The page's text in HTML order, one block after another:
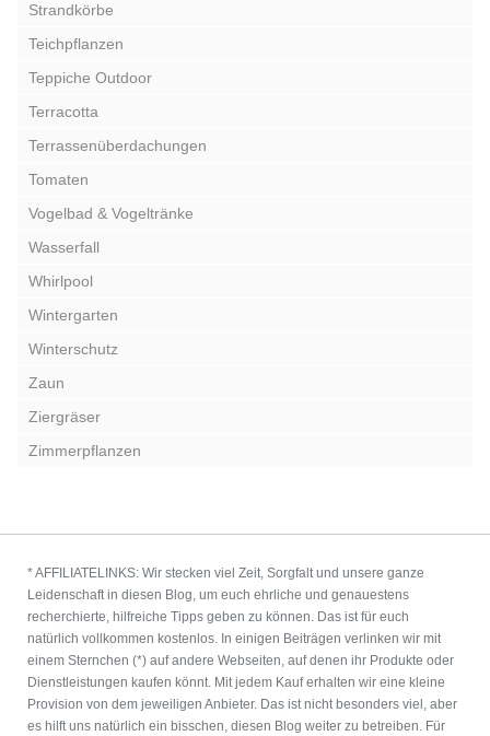
Strandkörbe
Teichpflanzen
Teppiche Outdoor
Terracotta
Terrassenüberdachungen
Tomaten
Vogelbad & Vogeltränke
Wasserfall
Whirlpool
Wintergarten
Winterschutz
Zaun
Ziergräser
Zimmerpflanzen
* AFFILIATELINKS: Wir stecken viel Zeit, Sorgfalt und unsere ganze
Leidenschaft in diesen Blog, um euch ehrliche und genauestens
recherchierte, hilfreiche Tipps geben zu können. Das ist für euch
natürlich vollkommen kostenlos. In einigen Beiträgen verlinken wir mit
einem Sternchen (*) auf andere Webseiten, auf denen ihr Produkte oder
Dienstleistungen kaufen könnt. Mit jedem Kauf erhalten wir eine kleine
Provision von dem jeweiligen Anbieter. Das ist nicht besonders viel, aber
es hilft uns natürlich ein bisschen, diesen Blog weiter zu betreiben. Für